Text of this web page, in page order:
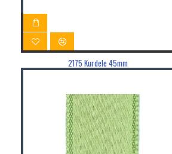
2175 Kurdele 45mm